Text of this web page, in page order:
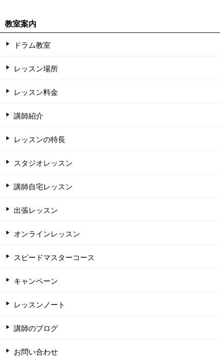
教室案内
ドラム教室
レッスン場所
レッスン料金
講師紹介
レッスンの特長
スタジオレッスン
講師自宅レッスン
出張レッスン
オンラインレッスン
スピードマスターコース
キャンペーン
レッスンノート
講師のブログ
お問い合わせ